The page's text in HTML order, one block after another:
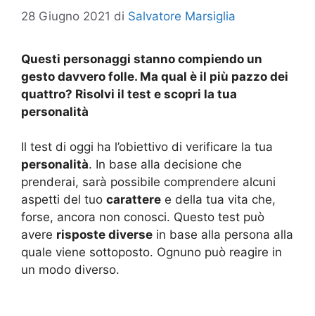
28 Giugno 2021 di Salvatore Marsiglia
Questi personaggi stanno compiendo un
gesto davvero folle. Ma qual è il più pazzo dei
quattro? Risolvi il test e scopri la tua
personalità
Il test di oggi ha l’obiettivo di verificare la tua
personalità. In base alla decisione che
prenderai, sarà possibile comprendere alcuni
aspetti del tuo carattere e della tua vita che,
forse, ancora non conosci. Questo test può
avere risposte diverse in base alla persona alla
quale viene sottoposto. Ognuno può reagire in
un modo diverso.